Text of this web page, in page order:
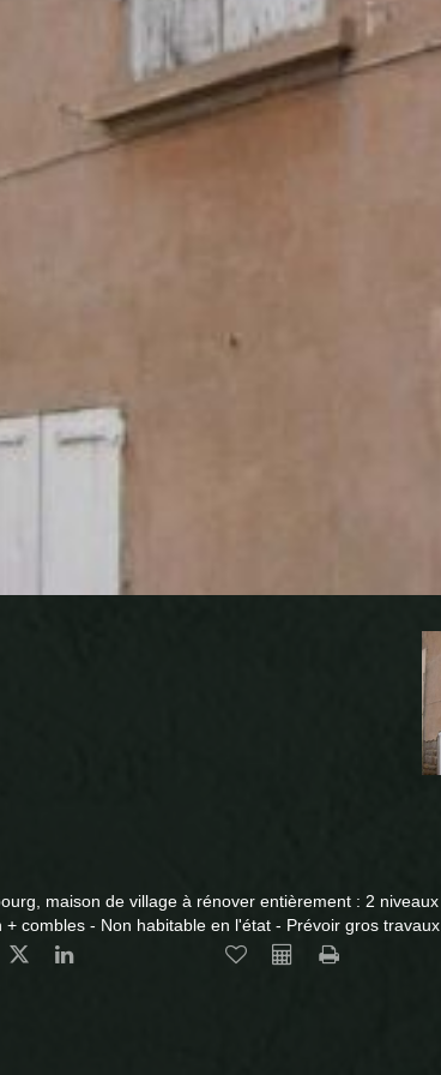
maison de village à rénover entièrement : 2 niveaux
+ combles - Non habitable en l'état - Prévoir gros travaux